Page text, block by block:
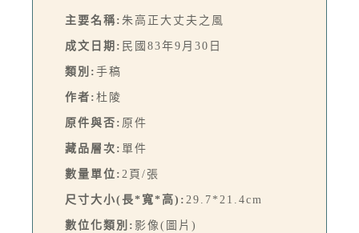
主要名稱: 朱高正大丈夫之風
成文日期: 民國83年9月30日
類別: 手稿
作者: 杜陵
原件與否: 原件
藏品層次: 單件
數量單位: 2頁/張
尺寸大小(長*寬*高): 29.7*21.4cm
數位化類別: 影像(圖片)